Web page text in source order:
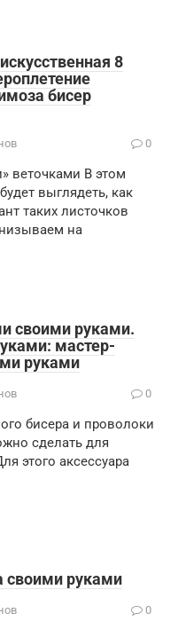
8
бисер
0
веточками В этом
выглядеть, как
таких листочков
на
своими руками.
мастер-
руками
0
бисера и проволоки
сделать для
этого аксессуара
своими руками
0